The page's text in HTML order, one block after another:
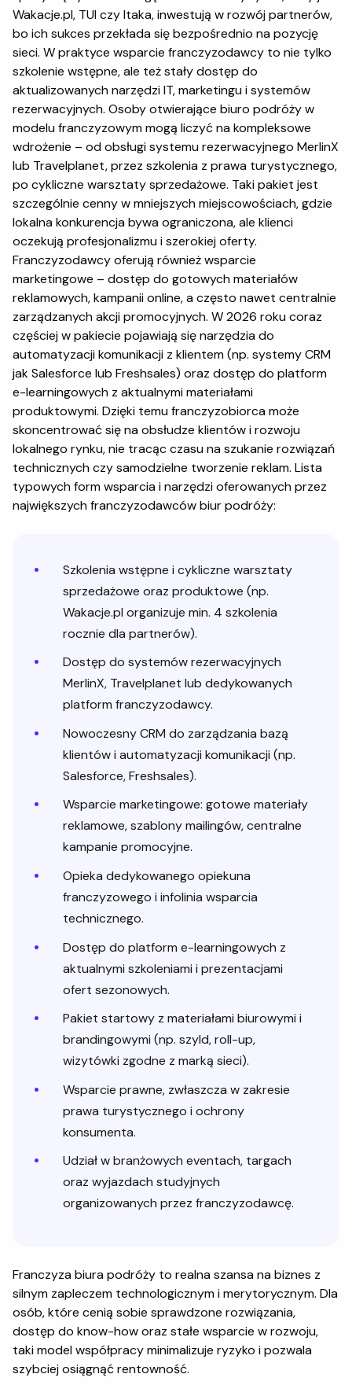
Wakacje.pl, TUI czy Itaka, inwestują w rozwój partnerów,
bo ich sukces przekłada się bezpośrednio na pozycję
sieci. W praktyce wsparcie franczyzodawcy to nie tylko
szkolenie wstępne, ale też stały dostęp do
aktualizowanych narzędzi IT, marketingu i systemów
rezerwacyjnych. Osoby otwierające biuro podróży w
modelu franczyzowym mogą liczyć na kompleksowe
wdrożenie – od obsługi systemu rezerwacyjnego MerlinX
lub Travelplanet, przez szkolenia z prawa turystycznego,
po cykliczne warsztaty sprzedażowe. Taki pakiet jest
szczególnie cenny w mniejszych miejscowościach, gdzie
lokalna konkurencja bywa ograniczona, ale klienci
oczekują profesjonalizmu i szerokiej oferty.
Franczyzodawcy oferują również wsparcie
marketingowe – dostęp do gotowych materiałów
reklamowych, kampanii online, a często nawet centralnie
zarządzanych akcji promocyjnych. W 2026 roku coraz
częściej w pakiecie pojawiają się narzędzia do
automatyzacji komunikacji z klientem (np. systemy CRM
jak Salesforce lub Freshsales) oraz dostęp do platform
e-learningowych z aktualnymi materiałami
produktowymi. Dzięki temu franczyzobiorca może
skoncentrować się na obsłudze klientów i rozwoju
lokalnego rynku, nie tracąc czasu na szukanie rozwiązań
technicznych czy samodzielne tworzenie reklam. Lista
typowych form wsparcia i narzędzi oferowanych przez
największych franczyzodawców biur podróży:
Szkolenia wstępne i cykliczne warsztaty
sprzedażowe oraz produktowe (np.
Wakacje.pl organizuje min. 4 szkolenia
rocznie dla partnerów).
Dostęp do systemów rezerwacyjnych
MerlinX, Travelplanet lub dedykowanych
platform franczyzodawcy.
Nowoczesny CRM do zarządzania bazą
klientów i automatyzacji komunikacji (np.
Salesforce, Freshsales).
Wsparcie marketingowe: gotowe materiały
reklamowe, szablony mailingów, centralne
kampanie promocyjne.
Opieka dedykowanego opiekuna
franczyzowego i infolinia wsparcia
technicznego.
Dostęp do platform e-learningowych z
aktualnymi szkoleniami i prezentacjami
ofert sezonowych.
Pakiet startowy z materiałami biurowymi i
brandingowymi (np. szyld, roll-up,
wizytówki zgodne z marką sieci).
Wsparcie prawne, zwłaszcza w zakresie
prawa turystycznego i ochrony
konsumenta.
Udział w branżowych eventach, targach
oraz wyjazdach studyjnych
organizowanych przez franczyzodawcę.
Franczyza biura podróży to realna szansa na biznes z
silnym zapleczem technologicznym i merytorycznym. Dla
osób, które cenią sobie sprawdzone rozwiązania,
dostęp do know-how oraz stałe wsparcie w rozwoju,
taki model współpracy minimalizuje ryzyko i pozwala
szybciej osiągnąć rentowność.